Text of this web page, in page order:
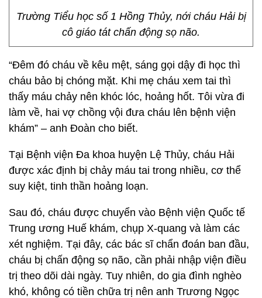
Trường Tiểu học số 1 Hồng Thủy, nới cháu Hải bị
cô giáo tát chấn động sọ não.
“Đêm đó cháu về kêu mệt, sáng gọi dậy đi học thì
cháu bảo bị chóng mặt. Khi mẹ cháu xem tai thì
thấy máu chảy nên khóc lóc, hoảng hốt. Tôi vừa đi
làm về, hai vợ chồng vội đưa cháu lên bệnh viện
khám” – anh Đoàn cho biết.
Tại Bệnh viện Đa khoa huyện Lệ Thủy, cháu Hải
được xác định bị chảy máu tai trong nhiều, cơ thể
suy kiệt, tinh thần hoảng loạn.
Sau đó, cháu được chuyển vào Bệnh viện Quốc tế
Trung ương Huế khám, chụp X-quang và làm các
xét nghiệm. Tại đây, các bác sĩ chẩn đoán ban đầu,
cháu bị chấn động sọ não, cần phải nhập viện điều
trị theo dõi dài ngày. Tuy nhiên, do gia đình nghèo
khó, không có tiền chữa trị nên anh Trương Ngọc